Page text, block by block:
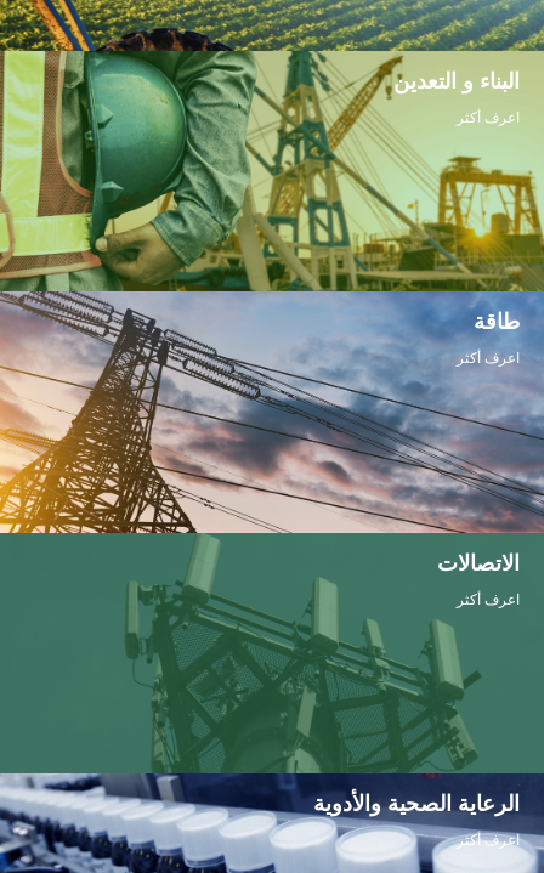
البناءو التعدين
اعرف أكثر
طاقة
اعرف أكثر
الاتصالات
اعرف أكثر
الرعاية الصحيةوالأدوية
اعرف أكثر